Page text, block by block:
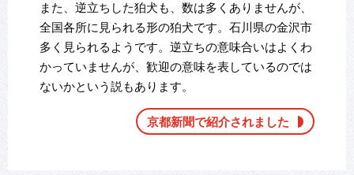
また、逆立ちした狛犬も、数は多くありませんが、
全国各所に見られる形の狛犬です。石川県の金沢市
多く見られるようです。逆立ちの意味合いはよくわ
かっていませんが、歓迎の意味を表しているのでは
ないかという説もあります。
京都新聞で紹介されました